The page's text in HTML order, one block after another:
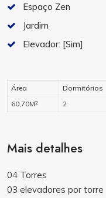
Espaço Zen
Jardim
Elevador: [Sim]
Área Dormitórios
60,70M²
2
Mais detalhes
04 Torres
03 elevadores por torre